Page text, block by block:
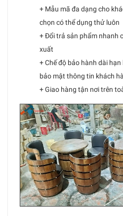
+ Mẫu mã đa dạng cho
chọn có thể dụng thử luôn
+ Đổi trả sản phẩm nhanh
xuất
+ Chế độ bảo hành dài
bảo mật thông tin khách
+ Giao hàng tận nơi trên